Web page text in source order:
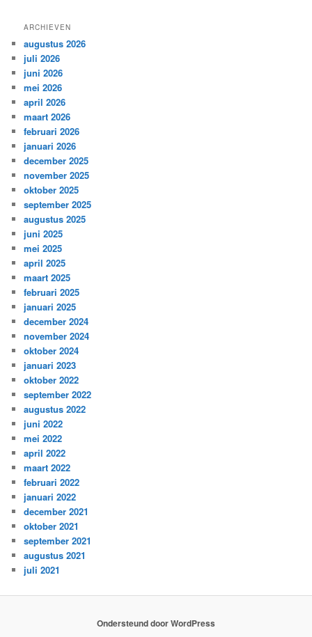
ARCHIEVEN
augustus 2026
juli 2026
juni 2026
mei 2026
april 2026
maart 2026
februari 2026
januari 2026
december 2025
november 2025
oktober 2025
september 2025
augustus 2025
juni 2025
mei 2025
april 2025
maart 2025
februari 2025
januari 2025
december 2024
november 2024
oktober 2024
januari 2023
oktober 2022
september 2022
augustus 2022
juni 2022
mei 2022
april 2022
maart 2022
februari 2022
januari 2022
december 2021
oktober 2021
september 2021
augustus 2021
juli 2021
Ondersteund door WordPress